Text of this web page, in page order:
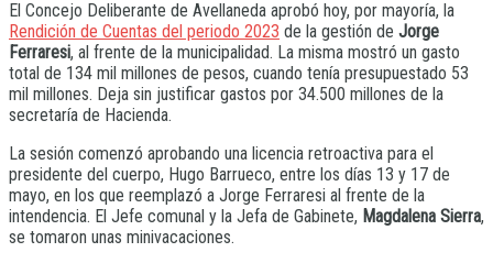
El Concejo Deliberante de Avellaneda aprobó hoy, por mayoría, la
Rendición de Cuentas del periodo 2023 de la gestión de Jorge
Ferraresi, al frente de la municipalidad. La misma mostró un gasto
total de 134 mil millones de pesos, cuando tenía presupuestado 53
mil millones. Deja sin justificar gastos por 34.500 millones de la
secretaría de Hacienda.
La sesión comenzó aprobando una licencia retroactiva para el
presidente del cuerpo, Hugo Barrueco, entre los días 13 y 17 de
mayo, en los que reemplazó a Jorge Ferraresi al frente de la
intendencia. El Jefe comunal y la Jefa de Gabinete, Magdalena Sierra,
se tomaron unas minivacaciones.